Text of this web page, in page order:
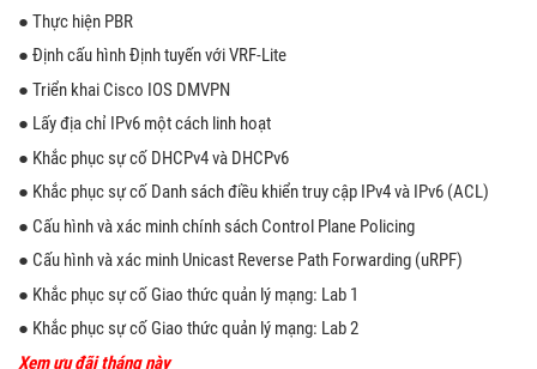
● Thực hiện PBR
● Định cấu hình Định tuyến với VRF-Lite
● Triển khai Cisco IOS DMVPN
● Lấy địa chỉ IPv6 một cách linh hoạt
● Khắc phục sự cố DHCPv4 và DHCPv6
● Khắc phục sự cố Danh sách điều khiển truy cập IPv4 và IPv6 (ACL)
● Cấu hình và xác minh chính sách Control Plane Policing
● Cấu hình và xác minh Unicast Reverse Path Forwarding (uRPF)
● Khắc phục sự cố Giao thức quản lý mạng: Lab 1
● Khắc phục sự cố Giao thức quản lý mạng: Lab 2
Xem ưu đãi tháng này